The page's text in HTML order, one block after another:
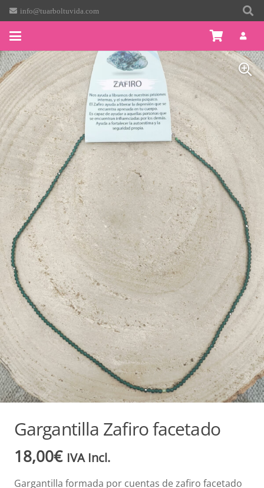
info@tuarboltuvida.com
Gargantilla Zafiro facetado
18,00€ IVA Incl.
Gargantilla formada por cuentas de zafiro facetado